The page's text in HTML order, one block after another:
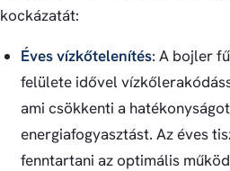
kockázatát:
Éves vízkőtelenítés: A bojler
felülete idővel
ami csökkenti a
energiafogyasztást. Az éves
fenntartani az optimális